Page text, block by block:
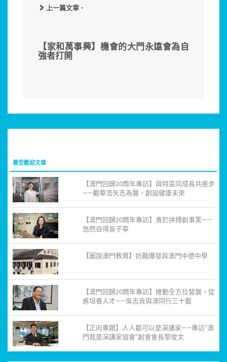
上一篇文章 -
【家和萬事興】機會的大門永遠會為自
強者打開
最受歡迎文章
【澳門回歸20周年專訪】與特區同成長共進步
——戴華浩矢志為醫，創設健康未來
【澳門回歸20周年專訪】勇於拼搏創事業——
悠然自得吳子寧
【圖說澳門教育】抗戰爆發與澳門中德中學
【澳門回歸20周年專訪】推動全方位發展，促
進培養人才——吳志良與澳同行三十載
【正向專題】人人都可以是演講家——專訪“澳
門我是演講家協會”創會會長黎俊文